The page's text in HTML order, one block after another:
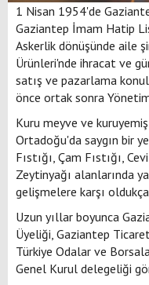
1 Nisan 1954'de
Gaziantep İmam Hatip
Askerlik dönüşünde aile
Ürünleri'nde ihracat ve
satış ve pazarlama
önce ortak sonra
Kuru meyve ve
Ortadoğu'da saygın bir
Fıstığı, Çam Fıstığı,
Zeytinyağı alanlarında
gelişmelere karşı oldukça
Uzun yıllar boyunca
Üyeliği, Gaziantep
Türkiye Odalar ve
Genel Kurul delegeliği